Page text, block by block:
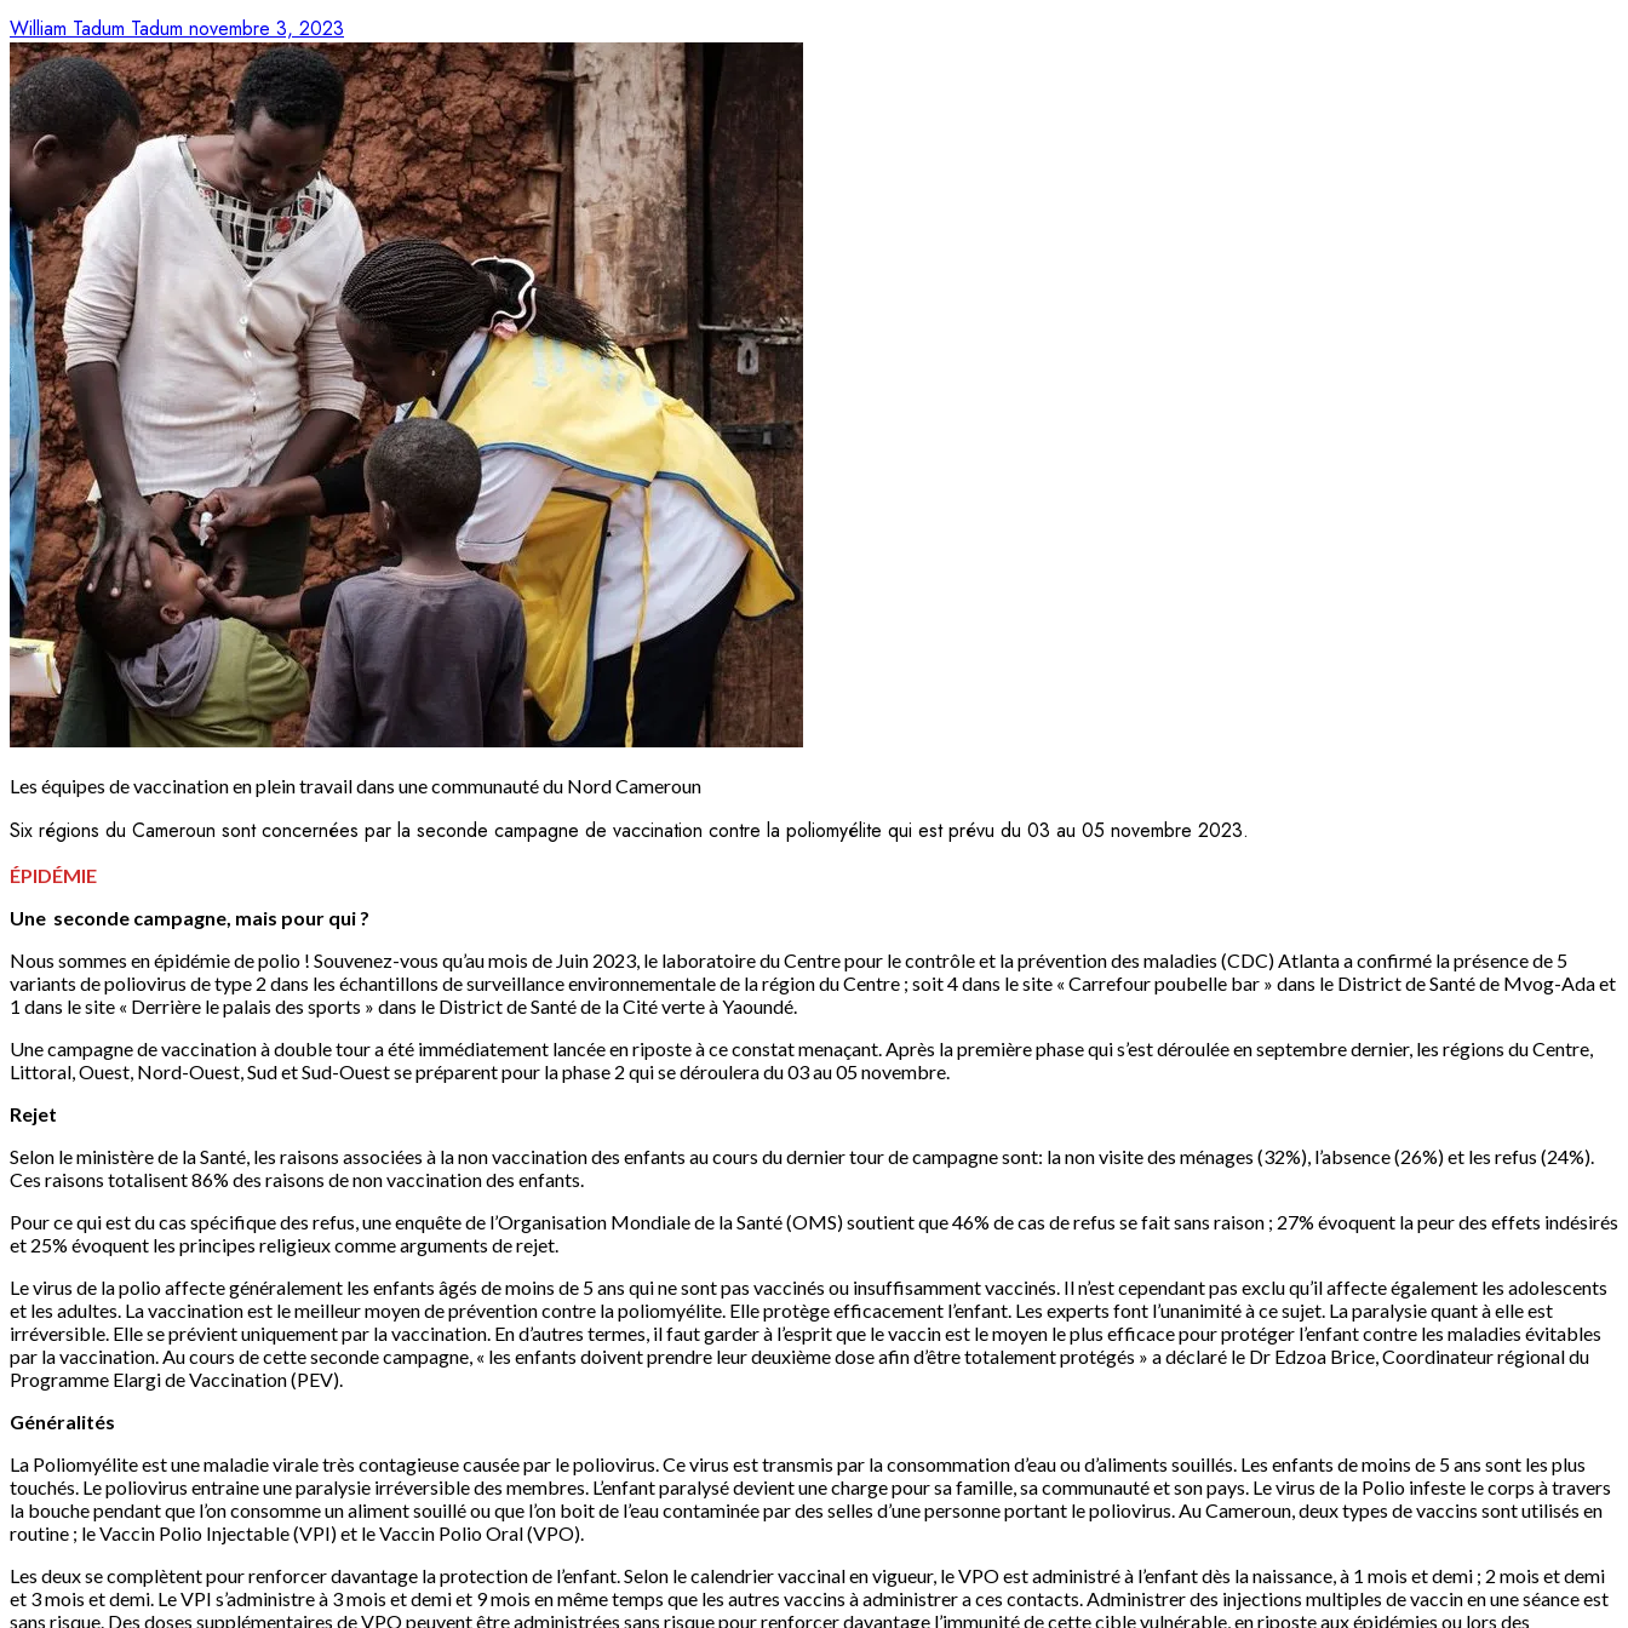
William Tadum Tadum novembre 3, 2023
Les équipes de vaccination en plein travail dans une communauté du Nord Cameroun
Six régions du Cameroun sont concernées par la seconde campagne de vaccination contre la poliomyélite qui est prévu du 03 au 05 novembre 2023.
ÉPIDÉMIE
Une seconde campagne, mais pour qui ?
Nous sommes en épidémie de polio ! Souvenez-vous qu’au mois de Juin 2023, le laboratoire du Centre pour le contrôle et la prévention des maladies (CDC) Atlanta a confirmé la présence de 5
variants de poliovirus de type 2 dans les échantillons de surveillance environnementale de la région du Centre ; soit 4 dans le site « Carrefour poubelle bar » dans le District de Santé de Mvog-Ada et
1 dans le site « Derrière le palais des sports » dans le District de Santé de la Cité verte à Yaoundé.
Une campagne de vaccination à double tour a été immédiatement lancée en riposte à ce constat menaçant. Après la première phase qui s’est déroulée en septembre dernier, les régions du Centre,
Littoral, Ouest, Nord-Ouest, Sud et Sud-Ouest se préparent pour la phase 2 qui se déroulera du 03 au 05 novembre.
Rejet
Selon le ministère de la Santé, les raisons associées à la non vaccination des enfants au cours du dernier tour de campagne sont: la non visite des ménages (32%), l’absence (26%) et les refus (24%).
Ces raisons totalisent 86% des raisons de non vaccination des enfants.
Pour ce qui est du cas spécifique des refus, une enquête de l’Organisation Mondiale de la Santé (OMS) soutient que 46% de cas de refus se fait sans raison ; 27% évoquent la peur des effets indésirés
et 25% évoquent les principes religieux comme arguments de rejet.
Le virus de la polio affecte généralement les enfants âgés de moins de 5 ans qui ne sont pas vaccinés ou insuffisamment vaccinés. Il n’est cependant pas exclu qu’il affecte également les adolescents
et les adultes. La vaccination est le meilleur moyen de prévention contre la poliomyélite. Elle protège efficacement l’enfant. Les experts font l’unanimité à ce sujet. La paralysie quant à elle est
irréversible. Elle se prévient uniquement par la vaccination. En d’autres termes, il faut garder à l’esprit que le vaccin est le moyen le plus efficace pour protéger l’enfant contre les maladies évitables
par la vaccination. Au cours de cette seconde campagne, « les enfants doivent prendre leur deuxième dose afin d’être totalement protégés » a déclaré le Dr Edzoa Brice, Coordinateur régional du
Programme Elargi de Vaccination (PEV).
Généralités
La Poliomyélite est une maladie virale très contagieuse causée par le poliovirus. Ce virus est transmis par la consommation d’eau ou d’aliments souillés. Les enfants de moins de 5 ans sont les plus
touchés. Le poliovirus entraine une paralysie irréversible des membres. L’enfant paralysé devient une charge pour sa famille, sa communauté et son pays. Le virus de la Polio infeste le corps à travers
la bouche pendant que l’on consomme un aliment souillé ou que l’on boit de l’eau contaminée par des selles d’une personne portant le poliovirus. Au Cameroun, deux types de vaccins sont utilisés en
routine ; le Vaccin Polio Injectable (VPI) et le Vaccin Polio Oral (VPO).
Les deux se complètent pour renforcer davantage la protection de l’enfant. Selon le calendrier vaccinal en vigueur, le VPO est administré à l’enfant dès la naissance, à 1 mois et demi ; 2 mois et demi
et 3 mois et demi. Le VPI s’administre à 3 mois et demi et 9 mois en même temps que les autres vaccins à administrer a ces contacts. Administrer des injections multiples de vaccin en une séance est
sans risque. Des doses supplémentaires de VPO peuvent être administrées sans risque pour renforcer davantage l’immunité de cette cible vulnérable, en riposte aux épidémies ou lors des